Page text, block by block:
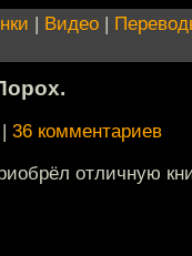
| Видео |
| 36 комментариев
отличную